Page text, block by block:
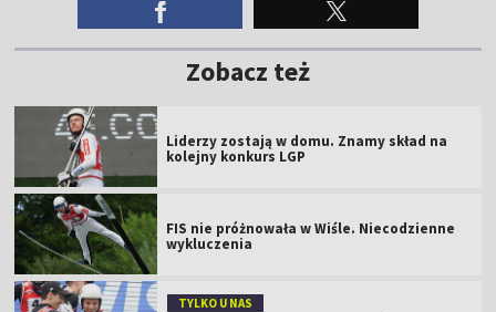
Zobacz też
Liderzy zostają w domu. Znamy skład na
kolejny konkurs LGP
FIS nie próżnowała w Wiśle. Niecodzienne
wykluczenia
TYLKO U NAS